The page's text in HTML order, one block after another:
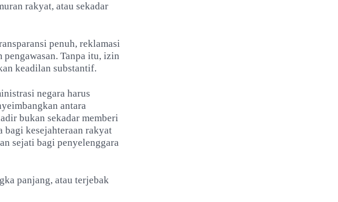
rakyat, atau sekadar
penuh, reklamasi
Tanpa itu, izin
keadilan substantif.
negara harus
antara
bukan sekadar memberi
bagi kesejahteraan rakyat
sejati bagi penyelenggara
panjang, atau terjebak